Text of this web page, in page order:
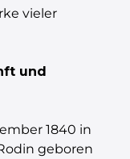
vieler
und
1840 in
geboren